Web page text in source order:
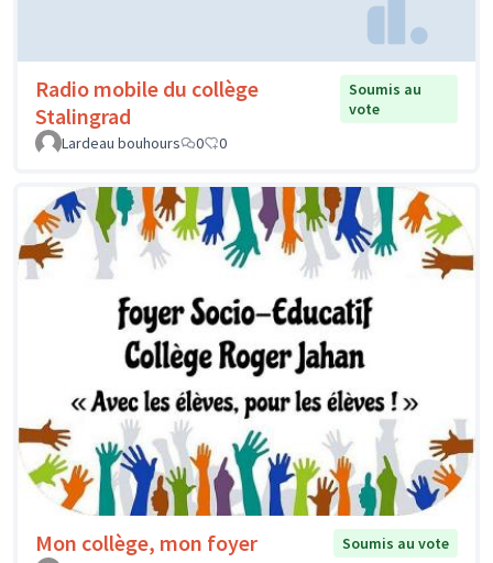
Radio mobile du collège
Stalingrad
Soumis au
vote
Lardeau bouhours
0 0
Mon collège, mon foyer
Soumis au vote